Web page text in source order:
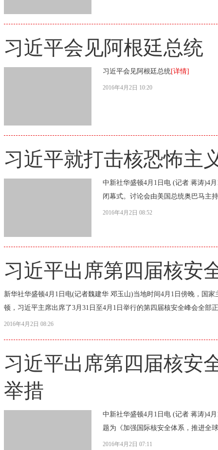
习近平会见阿根廷总统
习近平会见阿根廷总统[详情]
2016年4月2日 10:20
习近平就打击核恐怖主
中新社华盛顿4月1日电 (记者 蒋涛)4
闭幕式。讨论会由美国总统奥巴马主
2016年4月2日 08:52
习近平出席第四届核安
新华社华盛顿4月1日电(记者魏建华 邓玉山)当地时间4月1日傍晚，国
顿，习近平主席出席了3月31日至4月1日举行的第四届核安全峰会全部
2016年4月2日 08:26
习近平出席第四届核安
举措
中新社华盛顿4月1日电 (记者 蒋涛)4
题为《加强国际核安全体系，推进全
2016年4月2日 07:11